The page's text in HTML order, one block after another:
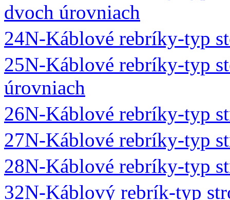
dvoch úrovniach
24N-Káblové rebríky-typ
25N-Káblové rebríky-typ
úrovniach
26N-Káblové rebríky-typ
27N-Káblové rebríky-typ
28N-Káblové rebríky-typ
32N-Káblový rebrík-typ